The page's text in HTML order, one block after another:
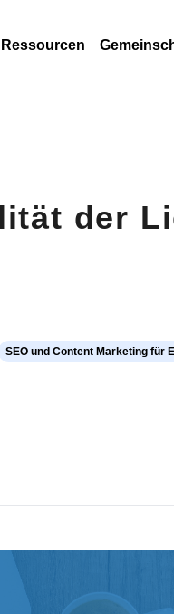
Ressourcen
der
SEO und Content Marketing für